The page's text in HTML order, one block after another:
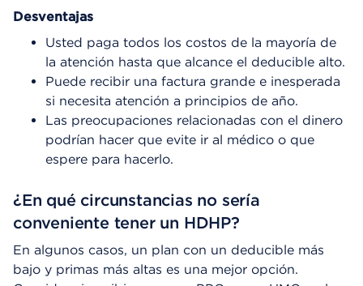
Desventajas
Usted paga todos los costos de la mayoría de
la atención hasta que alcance el deducible alto.
Puede recibir una factura grande e inesperada
si necesita atención a principios de año.
Las preocupaciones relacionadas con el dinero
podrían hacer que evite ir al médico o que
espere para hacerlo.
¿En qué circunstancias no sería
conveniente tener un HDHP?
En algunos casos, un plan con un deducible más
bajo y primas más altas es una mejor opción.